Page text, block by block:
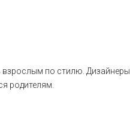
взрослым по стилю. Дизайнеры
родителям.